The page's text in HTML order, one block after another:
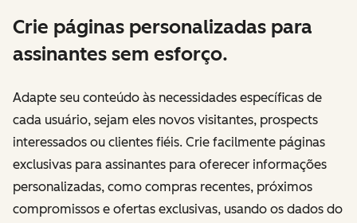
Crie páginas personalizadas para
assinantes sem esforço.
Adapte seu conteúdo às necessidades específicas de
cada usuário, sejam eles novos visitantes, prospects
interessados ou clientes fiéis. Crie facilmente páginas
exclusivas para assinantes para oferecer informações
personalizadas, como compras recentes, próximos
compromissos e ofertas exclusivas, usando os dados do